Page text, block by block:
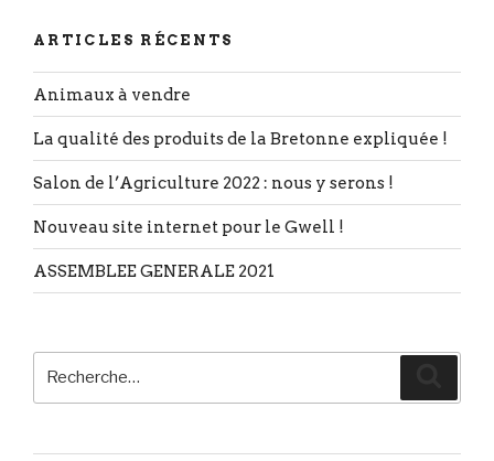
ARTICLES RÉCENTS
Animaux à vendre
La qualité des produits de la Bretonne expliquée !
Salon de l’Agriculture 2022 : nous y serons !
Nouveau site internet pour le Gwell !
ASSEMBLEE GENERALE 2021